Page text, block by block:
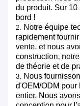
du produit. Sur
bord !
2. Notre équipe
rapidement
vente. et nous
construction,
de théorie et de
3. Nous
d'OEM/ODM
entier. Nous